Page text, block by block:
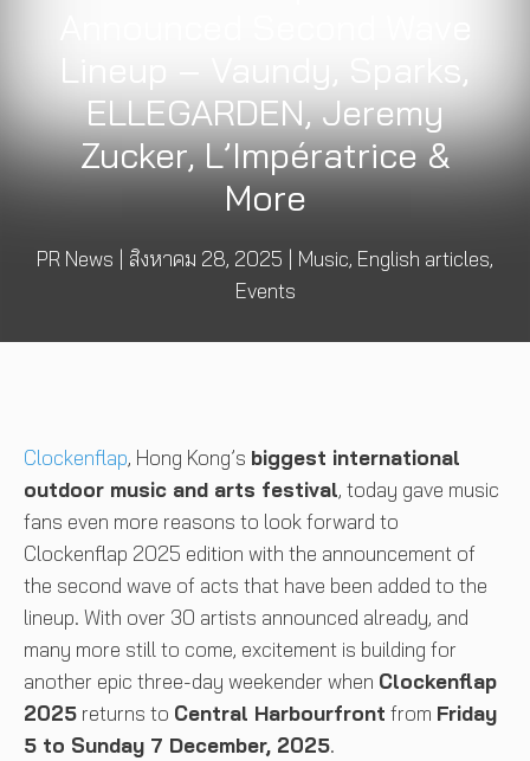
Lineup – Vaundy, Sparks,
ELLEGARDEN, Jeremy
Zucker, L’Impératrice &
More
PR News | สิงหาคม 28, 2025 | Music, English articles,
Events
Clockenflap, Hong Kong’s biggest international
outdoor music and arts festival, today gave music
fans even more reasons to look forward to
Clockenflap 2025 edition with the announcement of
the second wave of acts that have been added to the
lineup. With over 30 artists announced already, and
many more still to come, excitement is building for
another epic three-day weekender when Clockenflap
2025 returns to Central Harbourfront from Friday
5 to Sunday 7 December, 2025.